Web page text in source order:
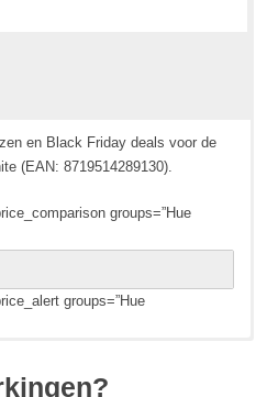
en Black Friday deals voor de
(EAN: 8719514289130).
groups=”Hue
groups=”Hue